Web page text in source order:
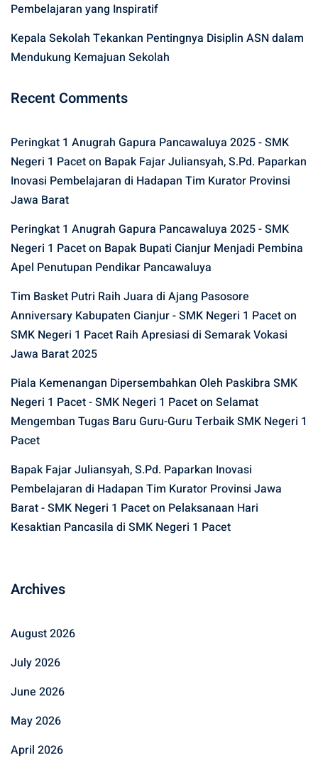
Pembelajaran yang Inspiratif
Kepala Sekolah Tekankan Pentingnya Disiplin ASN dalam
Mendukung Kemajuan Sekolah
Recent Comments
Peringkat 1 Anugrah Gapura Pancawaluya 2025 - SMK
Negeri 1 Paceton Bapak Fajar Juliansyah, S.Pd. Paparkan
Inovasi Pembelajaran di Hadapan Tim Kurator Provinsi
Jawa Barat
Peringkat 1 Anugrah Gapura Pancawaluya 2025 - SMK
Negeri 1 Paceton Bapak Bupati Cianjur Menjadi Pembina
Apel Penutupan Pendikar Pancawaluya
Tim Basket Putri Raih Juara di Ajang Pasosore
Anniversary Kabupaten Cianjur - SMK Negeri 1 Paceton
SMK Negeri 1 Pacet Raih Apresiasi di Semarak Vokasi
Jawa Barat 2025
Piala Kemenangan Dipersembahkan Oleh Paskibra SMK
Negeri 1 Pacet - SMK Negeri 1 Paceton Selamat
Mengemban Tugas Baru Guru-Guru Terbaik SMK Negeri 1
Pacet
Bapak Fajar Juliansyah, S.Pd. Paparkan Inovasi
Pembelajaran di Hadapan Tim Kurator Provinsi Jawa
Barat - SMK Negeri 1 Paceton Pelaksanaan Hari
Kesaktian Pancasila di SMK Negeri 1 Pacet
Archives
August 2026
July 2026
June 2026
May 2026
April 2026